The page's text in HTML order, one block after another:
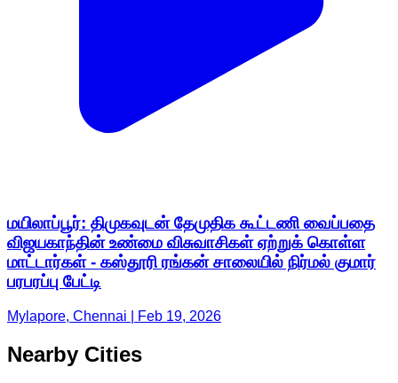
மயிலாப்பூர்: திமுகவுடன் தேமுதிக கூட்டணி வைப்பதை
விஜயகாந்தின் உண்மை விசுவாசிகள் ஏற்றுக் கொள்ள
மாட்டார்கள் - கஸ்தூரி ரங்கன் சாலையில் நிர்மல் குமார்
பரபரப்பு பேட்டி
Mylapore, Chennai | Feb 19, 2026
Nearby Cities